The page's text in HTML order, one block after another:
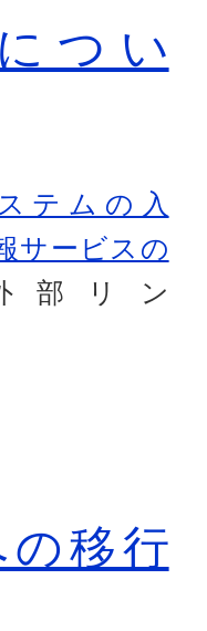
つい
テムの入
サービスの
リン
)
移行